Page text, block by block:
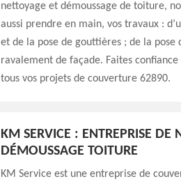
nettoyage et démoussage de toiture,
aussi prendre en main, vos travaux :
et de la pose de gouttières ; de la pose
ravalement de façade. Faites
tous vos projets de couverture 62890.
KM SERVICE : ENTREPRISE DE
DÉMOUSSAGE TOITURE
KM Service est une entreprise de